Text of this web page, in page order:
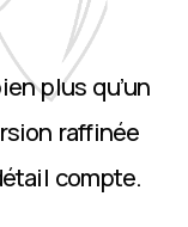
plus qu’un
raffinée
compte.